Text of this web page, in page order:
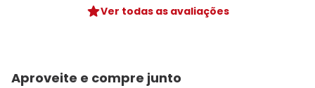
Ver todas as avaliações
Aproveite e compre junto